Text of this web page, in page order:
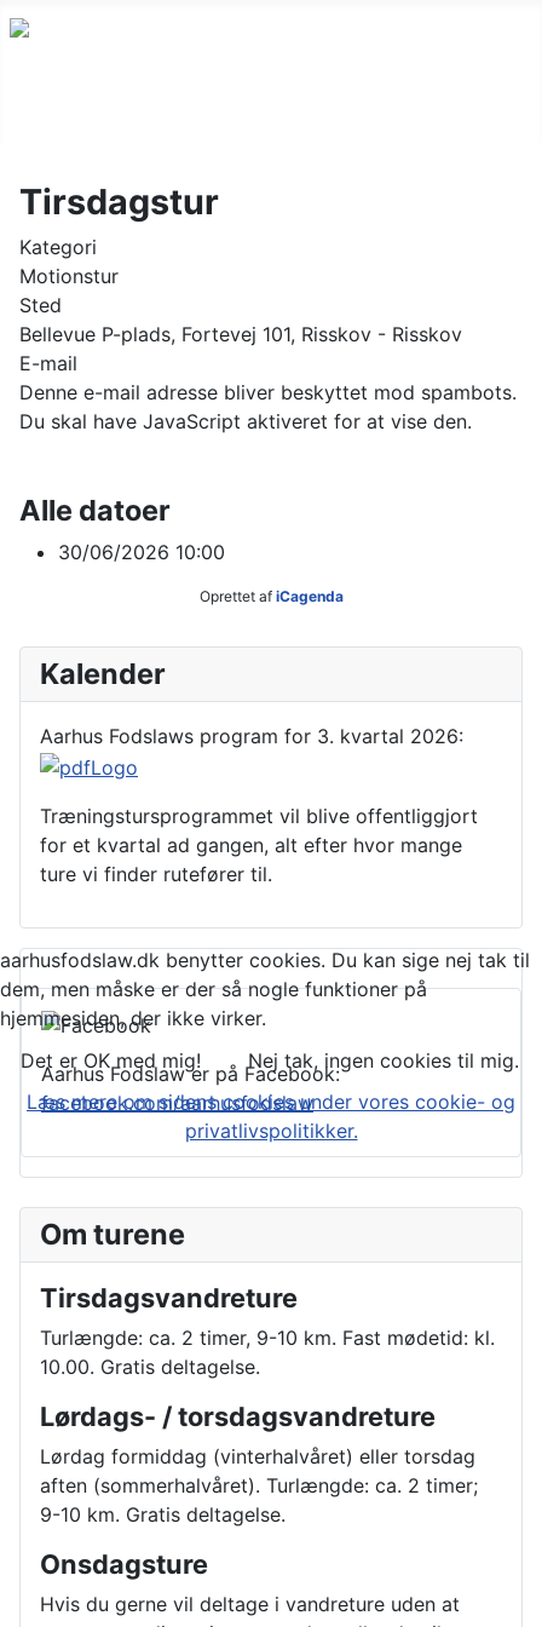
Tirsdagstur
Kategori
Motionstur
Sted
Bellevue P-plads, Fortevej 101, Risskov - Risskov
E-mail
Denne e-mail adresse bliver beskyttet mod spambots.
Du skal have JavaScript aktiveret for at vise den.
Alle datoer
30/06/2026 10:00
Oprettet af iCagenda
Kalender
Aarhus Fodslaws program for 3. kvartal 2026:
Træningstursprogrammet vil blive offentliggjort
for et kvartal ad gangen, alt efter hvor mange
ture vi finder rutefører til.
Aarhus Fodslaw er på Facebook:
facebook.com/aarhusfodslaw
Om turene
Tirsdagsvandreture
Turlængde: ca. 2 timer, 9-10 km. Fast mødetid: kl.
10.00. Gratis deltagelse.
Lørdags- / torsdagsvandreture
Lørdag formiddag (vinterhalvåret) eller torsdag
aften (sommerhalvåret). Turlængde: ca. 2 timer;
9-10 km. Gratis deltagelse.
Onsdagsture
Hvis du gerne vil deltage i vandreture uden at
aarhusfodslaw.dk benytter cookies. Du kan sige nej tak til
dem, men måske er der så nogle funktioner på
hjemmesiden, der ikke virker.
Det er OK med mig!
Nej tak, ingen cookies til mig.
Læs mere om sidens cookies under vores cookie- og
privatlivspolitikker.